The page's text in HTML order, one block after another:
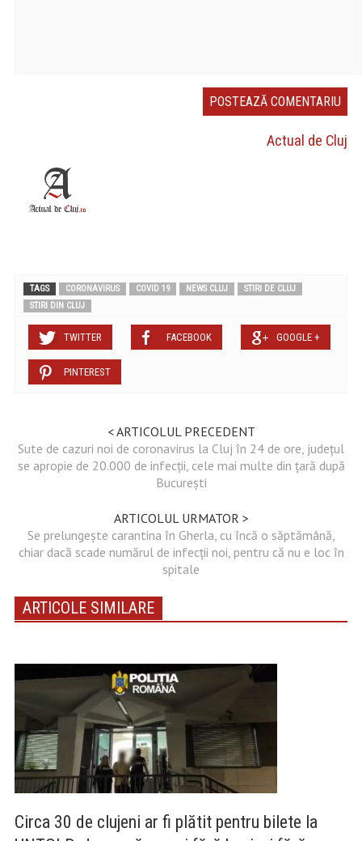
Actual de Cluj
TAGS CORONAVIRUS COVID 19 NEWS CLUJ
STIRI DE CLUJ
STIRI DIN CLUJ
TWITTER FACEBOOK GOOGLE +
PINTEREST
< ARTICOLUL PRECEDENT
Sute de cazuri noi de coronavirus la Cluj în 24 de ore, județul
se apropie de 20.000 de infecții, cele mai multe din țară după
București
ARTICOLUL URMATOR >
Se prelungește carantina în Gherla, cu încă o săptămână,
chiar dacă scade numărul de infecții noi, pentru că nu e loc în
spitale
ARTICOLE SIMILARE
Circa 30 de clujeni ar fi plătit pentru bilete la